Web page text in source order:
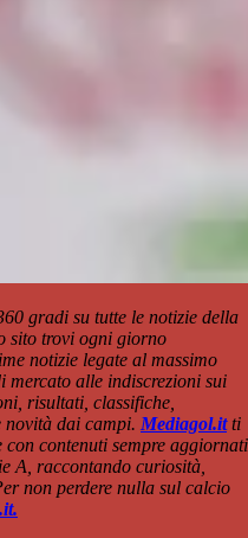
gradi su tutte le notizie della
sito trovi ogni giorno
notizie legate al massimo
alle indiscrezioni sui
risultati, classifiche,
novità dai campi. Mediagol.itti
contenuti sempre aggiornati
A, raccontando curiosità,
non perdere nulla sul calcio